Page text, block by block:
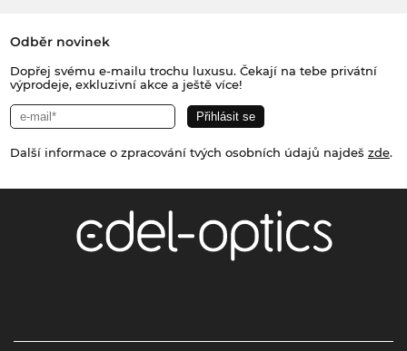
Odběr novinek
Dopřej svému e-mailu trochu luxusu. Čekají na tebe privátní
výprodeje, exkluzivní akce a ještě více!
Další informace o zpracování tvých osobních údajů najdeš zde.